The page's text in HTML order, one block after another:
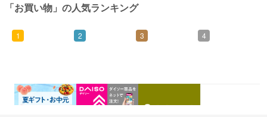
「お買い物」の人気ランキング
1
0.46%還元
2
1.5%還元
3 4